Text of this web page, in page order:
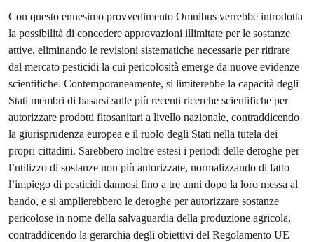
Con questo ennesimo provvedimento Omnibus verrebbe introdotta
la possibilità di concedere approvazioni illimitate per le sostanze
attive, eliminando le revisioni sistematiche necessarie per ritirare
dal mercato pesticidi la cui pericolosità emerge da nuove evidenze
scientifiche. Contemporaneamente, si limiterebbe la capacità degli
Stati membri di basarsi sulle più recenti ricerche scientifiche per
autorizzare prodotti fitosanitari a livello nazionale, contraddicendo
la giurisprudenza europea e il ruolo degli Stati nella tutela dei
propri cittadini. Sarebbero inoltre estesi i periodi delle deroghe per
l’utilizzo di sostanze non più autorizzate, normalizzando di fatto
l’impiego di pesticidi dannosi fino a tre anni dopo la loro messa al
bando, e si amplierebbero le deroghe per autorizzare sostanze
pericolose in nome della salvaguardia della produzione agricola,
contraddicendo la gerarchia degli obiettivi del Regolamento UE